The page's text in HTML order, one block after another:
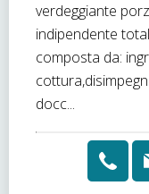
verdeggiante
indipendente
composta da:
docc...